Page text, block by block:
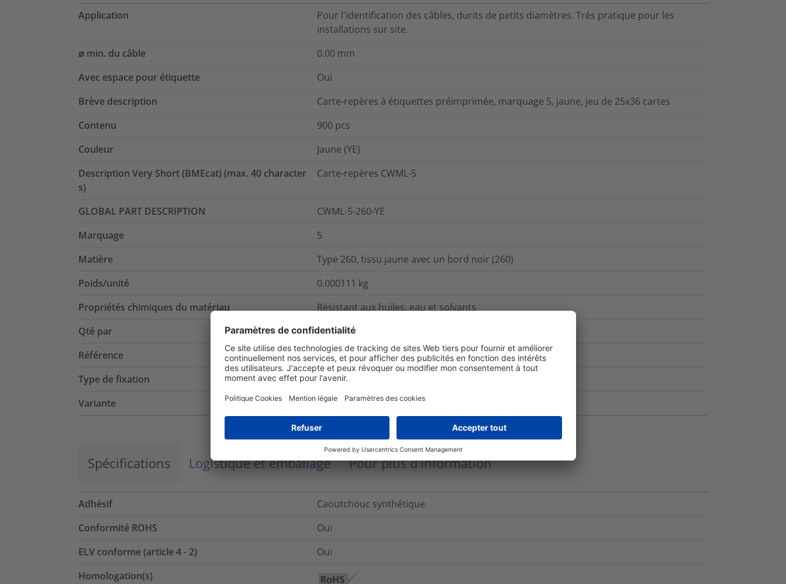
Application
Pour l'identification des câbles, durits de petits diamètres. Très pratique pour les
installations sur site.
⌀ min. du câble
0.00 mm
Avec espace pour étiquette
Oui
Brève description
Carte-repères à étiquettes préimprimée, marquage 5, jaune, jeu de 25x36 cartes
Contenu
900 pcs
Couleur
Jaune (YE)
Description Very Short (BMEcat) (max. 40 character
s)
Carte-repères CWML-5
GLOBAL PART DESCRIPTION
CWML-5-260-YE
Marquage
5
Matière
Type 260, tissu jaune avec un bord noir (260)
Poids/unité
0.000111 kg
Propriétés chimiques du matériau
Résistant aux huiles, eau et solvants
Qté par
pack
Référence
CWML-5
Type de fixation
Coller
Variante
Sous forme de carte
Spécifications Logistique et emballage Pour plus d'information
Adhésif
Caoutchouc synthétique
Conformité ROHS
Oui
ELV conforme (article 4 - 2)
Oui
Homologation(s)